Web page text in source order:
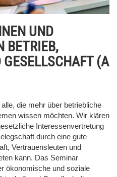
UND
BETRIEB,
(A
die mehr über betriebliche
wissen möchten. Wir klären
Interessenvertretung
durch eine gute
Vertrauensleuten und
kann. Das Seminar
ökonomische und soziale